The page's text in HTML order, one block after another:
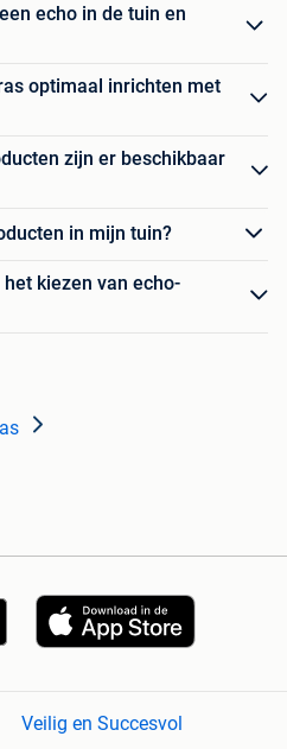
echo in de tuin en
optimaal inrichten met
zijn er beschikbaar
in mijn tuin?
kiezen van echo-
Veilig en Succesvol